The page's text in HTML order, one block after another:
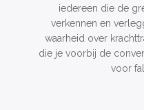
iedereen die de
verkennen en
waarheid over
die je voorbij de
voor